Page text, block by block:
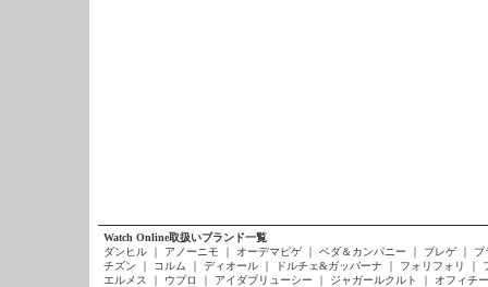
Watch Online取扱いブランド一覧
ダンヒル
｜ アノーニモ ｜ オーデマピゲ ｜ ベダ＆カンパニー ｜ ブレゲ ｜
ブ
チズン
｜ コルム ｜ ディオール ｜ ドルチェ&ガッバーナ ｜ フォリフォリ ｜
エルメス
｜ ウブロ ｜ アイダブリューシー ｜ ジャガールクルト ｜
オフィチ